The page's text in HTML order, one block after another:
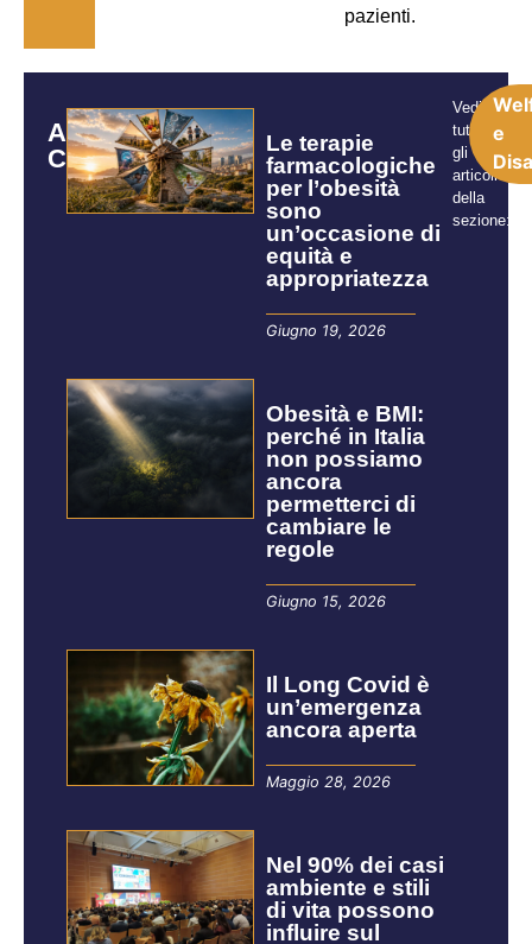
pazienti.
ARTICOLI
CORRELATI
Le terapie
farmacologiche
per l’obesità
sono
un’occasione di
equità e
appropriatezza
Giugno 19, 2026
Obesità e BMI:
perché in Italia
non possiamo
ancora
permetterci di
cambiare le
regole
Giugno 15, 2026
Il Long Covid è
un’emergenza
ancora aperta
Maggio 28, 2026
Nel 90% dei casi
ambiente e stili
di vita possono
influire sul
Vedi
tutti
gli
articoli
della
sezione:
e